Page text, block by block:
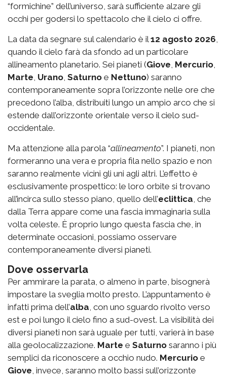
“formichine” dell’universo, sarà sufficiente alzare gli
occhi per godersi lo spettacolo che il cielo ci offre.
La data da segnare sul calendario è il12 agosto 2026,
quando il cielo farà da sfondo ad un particolare
allineamento planetario. Sei pianeti (Giove, Mercurio,
Marte, Urano, Saturno e Nettuno) saranno
contemporaneamente sopra l’orizzonte nelle ore che
precedono l’alba, distribuiti lungo un ampio arco che si
estende dall’orizzonte orientale verso il cielo sud-
occidentale.
Ma attenzione alla parola “allineamento”. I pianeti, non
formeranno una vera e propria fila nello spazio e non
saranno realmente vicini gli uni agli altri. L’effetto è
esclusivamente prospettico: le loro orbite si trovano
all’incirca sullo stesso piano, quello dell’eclittica, che
dalla Terra appare come una fascia immaginaria sulla
volta celeste. È proprio lungo questa fascia che, in
determinate occasioni, possiamo osservare
contemporaneamente diversi pianeti.
Dove osservarla
Per ammirare la parata, o almeno in parte, bisognerà
impostare la sveglia molto presto. L’appuntamento è
infatti prima dell’alba, con uno sguardo rivolto verso
est e poi lungo il cielo fino a sud-ovest. La visibilità dei
diversi pianeti non sarà uguale per tutti, varierà in base
alla geolocalizzazione. Marte e Saturno saranno i più
semplici da riconoscere a occhio nudo. Mercurio e
Giove, invece, saranno molto bassi sull’orizzonte